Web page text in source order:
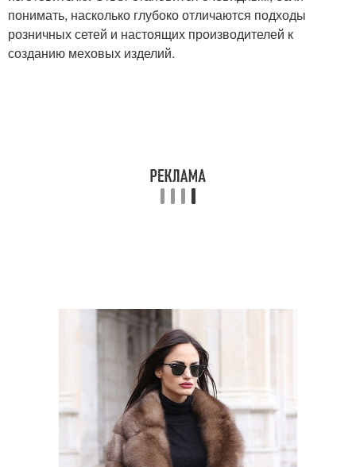
понимать, насколько глубоко отличаются подходы
розничных сетей и настоящих производителей к
созданию меховых изделий.